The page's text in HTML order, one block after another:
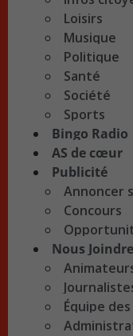
Loisirs
Musique
Politique
Santé
Société
Sports
Bingo Radio
AS de cœur
Publicité
Annoncer
Concours
Nous Joindre
Équipe